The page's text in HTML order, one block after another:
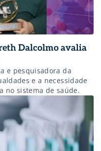
Dalcolmo avalia
e pesquisadora da
e a necessidade
no sistema de saúde.